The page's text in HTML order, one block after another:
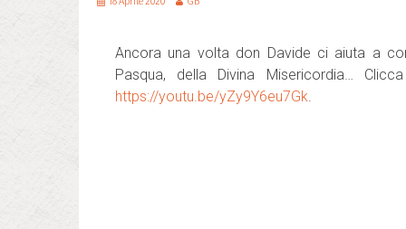
Ancora una volta don Davide ci aiuta a
Pasqua, della Divina Misericordia…
https://youtu.be/yZy9Y6eu7Gk.